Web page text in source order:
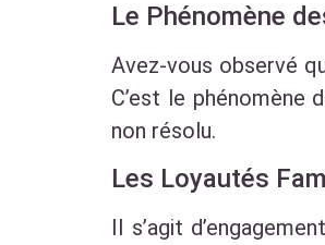
Le Phénomène
Avez-vous observé
C’est le phénomène
non résolu.
Les Loyautés
Il s’agit